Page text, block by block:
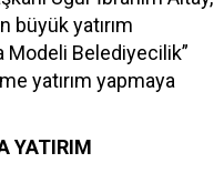
büyük yatırım
Modeli Belediyecilik”
yatırım yapmaya
YATIRIM